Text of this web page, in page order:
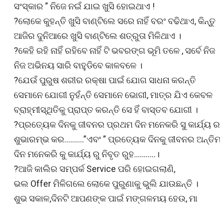
ସଂସ୍କାର ” ନିଜେ ନଇଁ ଯାଇ ଖୁସି ହୋଇଥାଏ !
?ଲୋକେ କୁହନ୍ତି ଖୁସି ବାଣ୍ଟିଲେ ସରେ ନାହିଁ ବରଂ ବଢିଥାଏ, କିନ୍ତୁ
ଆଜିର ଦୁନିଆରେ ଖୁସି ବାଣ୍ଟିଲେ ଶତ୍ରୁତା ମିଳିଥାଏ ।
?କେହି ରହି ନାହିଁ ରହିବେ ନାହିଁ ଟି ଭବରଙ୍ଗ ଭୂମି ତଳେ , ସର୍ବେ ନିଜ
ନିଜ ଅଭିନୟ ସାରି ବାହୁଡିବେ କାଳବଳେ ।
?ଯେଉଁ ପୁରୁଷ ଶରୀର ରକ୍ଷା ପାଇଁ ଯୋଗ ସାଧନା କରନ୍ତି
ସେମାନେ ଯୋଗୀ ନୁହଁନ୍ତି ସେମାନେ ଭୋଗୀ, ମାତ୍ର ଯିଏ କେବଳ
ବ୍ରାହ୍ମୀସ୍ଥିତିକୁ ପ୍ରାପ୍ତ କରନ୍ତି ସେ ହିଁ ବାସ୍ତବ ଯୋଗୀ ।
?ପ୍ରତ୍ୟେକ ଦିନକୁ ଜୀବନର ପ୍ରଥମ ଦିନ ମନେକରି ସୁ କାର୍ଯ୍ୟ ର
ଶୁଭାରମ୍ଭ କର……….”ଏବଂ ” ପ୍ରତ୍ୟେକ ଦିନକୁ ଜୀବନର
ଦିନ ମନେକରି କୁ କାର୍ଯ୍ୟ ରୁ ନିବୃତ ରୁହ………..।
?ଆଜି କାଲିର ସମ୍ପର୍କ Service ପରି ହୋଇଗଲାଣି,
ଭଲ Offer ମିଳିଗଲେ ଲୋକେ ପୁରୁଣାକୁ ଭୁଲି ଯାଉଛନ୍ତି ।
ଶୁଭ ସକାଳ,ଦିନଟି ଆପଣଙ୍କ ପାଇଁ ମଙ୍ଗଳମୟ ହେଉ, ମା